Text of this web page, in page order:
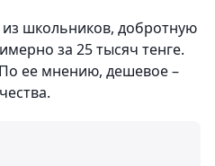
школьников, добротную
за 25 тысяч тенге.
ее мнению, дешевое –